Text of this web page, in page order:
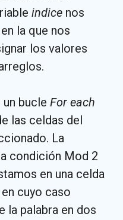
indice nos
la que nos
los valores
bucle For each
las celdas del
La
condición Mod 2
en una celda
cuyo caso
la palabra en dos